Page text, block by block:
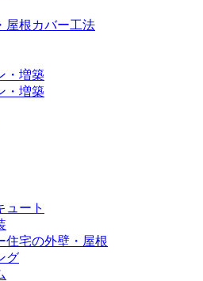
屋根カバー工法
・増築
・増築
ュート
住宅の外壁・屋根
グ